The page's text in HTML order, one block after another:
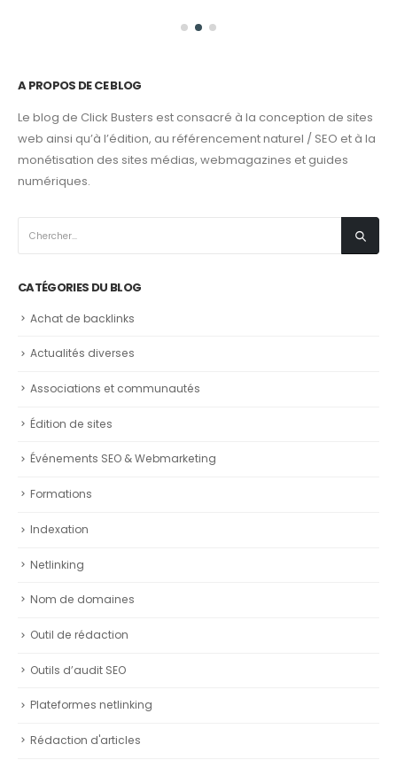
A PROPOS DE CE BLOG
Le blog de Click Busters est consacré à la conception de sites
web ainsi qu’à l’édition, au référencement naturel / SEO et à la
monétisation des sites médias, webmagazines et guides
numériques.
CATÉGORIES DU BLOG
Achat de backlinks
Actualités diverses
Associations et communautés
Édition de sites
Événements SEO & Webmarketing
Formations
Indexation
Netlinking
Nom de domaines
Outil de rédaction
Outils d’audit SEO
Plateformes netlinking
Rédaction d'articles